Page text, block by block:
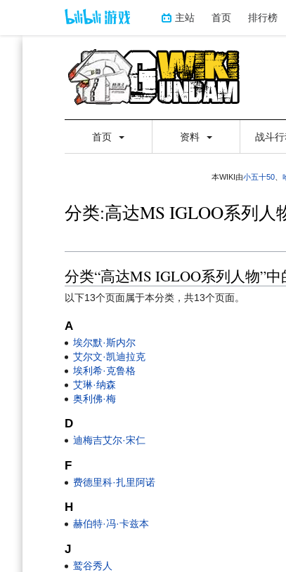
主站 首页 排行榜
首页 资料 战斗
本WIKI由小五十50
分类:高达MS IGLOO系列人
跳
到
导
跳
到
搜
分类“高达MS IGLOO系列人物”
以下13个页面属于本分类，共13个页面。
A
埃尔默·斯内尔
艾尔文·凯迪拉克
埃利希·克鲁格
艾琳·纳森
奥利佛·梅
D
迪梅吉艾尔·宋仁
F
费德里科·扎里阿诺
H
赫伯特·冯·卡兹本
J
鹫谷秀人